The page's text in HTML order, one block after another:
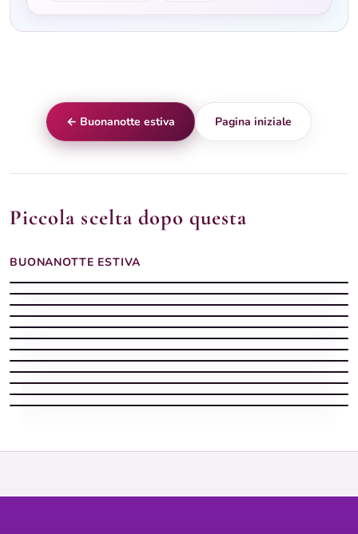
Piccola scelta dopo questa
BUONANOTTE ESTIVA
Buonanotte Estiva silenziosa con spiaggia
Buonanotte estiva
Buonanotte estiva con il mare e la luna sui tuoi sogni
Buonanotte estiva con luna piena tra i rami di gelsomino
Buonanotte Estiva stellata con mare
Buonanotte estiva
Buonanotte calda
Buonanotte estiva con luna piena tra fiori rossi notturni
Buonanotte estiva
Spiaggia notturno d'estate — buonanotte
Buonanotte estiva con barca sulla riva e luna piena sul mare
← Buonanotte estiva Pagina iniziale